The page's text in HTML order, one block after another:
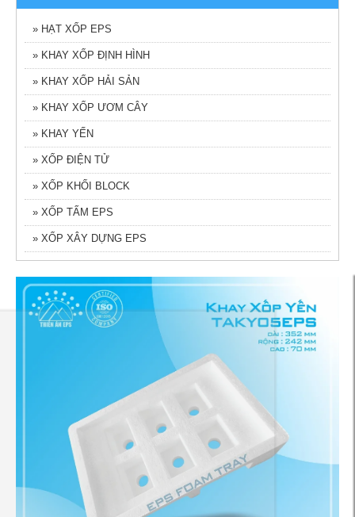
» HẠT XỐP EPS
» KHAY XỐP ĐỊNH HÌNH
» KHAY XỐP HẢI SẢN
» KHAY XỐP ƯƠM CÂY
» KHAY YẾN
» XỐP ĐIỆN TỬ
» XỐP KHỐI BLOCK
» XỐP TẤM EPS
» XỐP XÂY DỰNG EPS